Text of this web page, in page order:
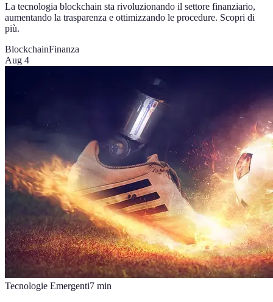
La tecnologia blockchain sta rivoluzionando il settore finanziario,
aumentando la trasparenza e ottimizzando le procedure. Scopri di
più.
BlockchainFinanza
Aug 4
Tecnologie Emergenti7 min